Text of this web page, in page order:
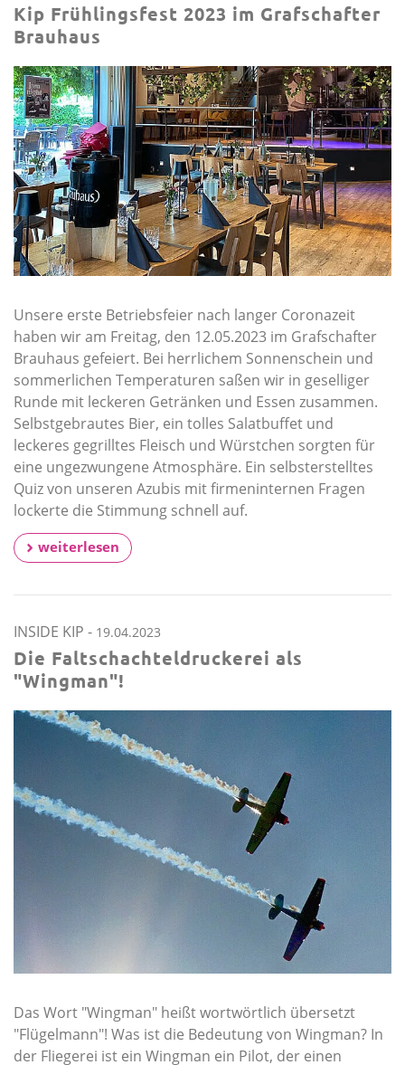
Kip Frühlingsfest 2023 im Grafschafter
Brauhaus
Unsere erste Betriebsfeier nach langer Coronazeit
haben wir am Freitag, den 12.05.2023 im Grafschafter
Brauhaus gefeiert. Bei herrlichem Sonnenschein und
sommerlichen Temperaturen saßen wir in geselliger
Runde mit leckeren Getränken und Essen zusammen.
Selbstgebrautes Bier, ein tolles Salatbuffet und
leckeres gegrilltes Fleisch und Würstchen sorgten für
eine ungezwungene Atmosphäre. Ein selbsterstelltes
Quiz von unseren Azubis mit firmeninternen Fragen
lockerte die Stimmung schnell auf.
weiterlesen
INSIDE KIP - 19.04.2023
Die Faltschachteldruckerei als
"Wingman"!
Das Wort "Wingman" heißt wortwörtlich übersetzt
"Flügelmann"! Was ist die Bedeutung von Wingman? In
der Fliegerei ist ein Wingman ein Pilot, der einen